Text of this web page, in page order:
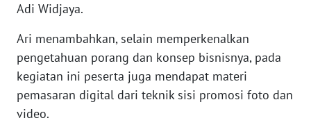
Adi Widjaya.
Ari menambahkan, selain memperkenalkan
pengetahuan porang dan konsep bisnisnya, pada
kegiatan ini peserta juga mendapat materi
pemasaran digital dari teknik sisi promosi foto dan
video.
WN
WN
PAPUA
WN